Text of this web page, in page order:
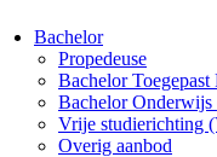
Bachelor
Propedeuse
Bachelor
Bachelor
Vrije studierichting
Overig aanbod